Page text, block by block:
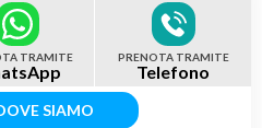
TRAMITE PRENOTA TRAMITE
Telefono
SIAMO